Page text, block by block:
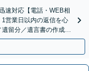
速対応【電話・WEB相
営業日以内の返信を心
留分／遺言書の作成・
日相談あり】